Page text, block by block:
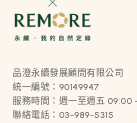
品澄永續發展顧問有限公司
統一編號：90149947
服務時間：週一至週五 09:00
聯絡電話：03-989-5315